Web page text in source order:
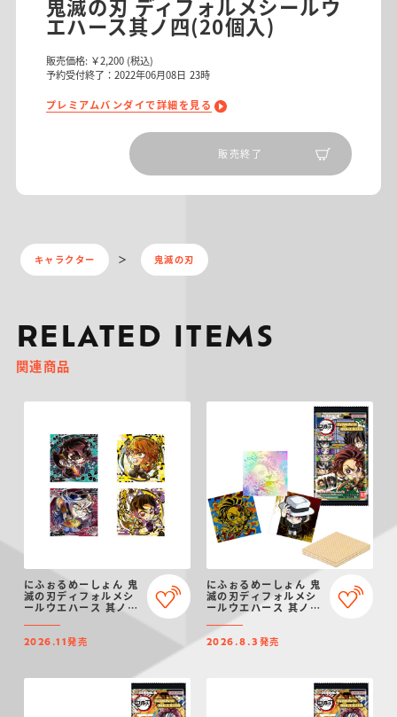
鬼滅の刃 ディフォルメシールウ
エハース其ノ四(20個入)
販売価格: ￥2,200 (税込)
予約受付終了：2022年06月08日 23時
プレミアムバンダイで詳細を見る
販売終了
キャラクター 鬼滅の刃
RELATED ITEMS
関連商品
にふぉるめーしょん 鬼
滅の刃ディフォルメシ
ールウエハース 其ノ十
2026.11発売
にふぉるめーしょん 鬼
滅の刃ディフォルメシ
ールウエハース 其ノ十
2026.8.3 発売